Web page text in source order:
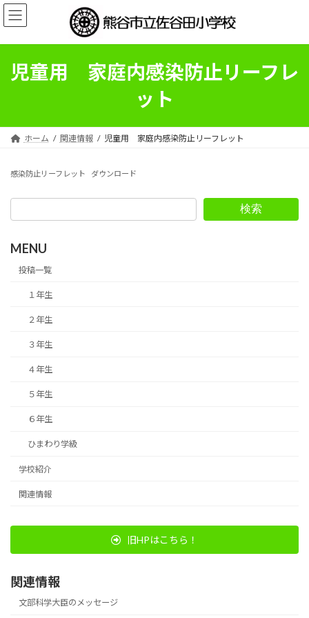
コ
ン
ン
プ
ナ
ビ
ー
動
児童用 家庭内感染防止リーフレ
ット
ホーム 関連情報 児童用 家庭内感染防止リーフレット
感染防止リーフレット ダウンロード
検索
MENU
投稿一覧
１年生
２年生
３年生
４年生
５年生
６年生
ひまわり学級
学校紹介
関連情報
旧HPはこちら！
関連情報
文部科学大臣のメッセージ